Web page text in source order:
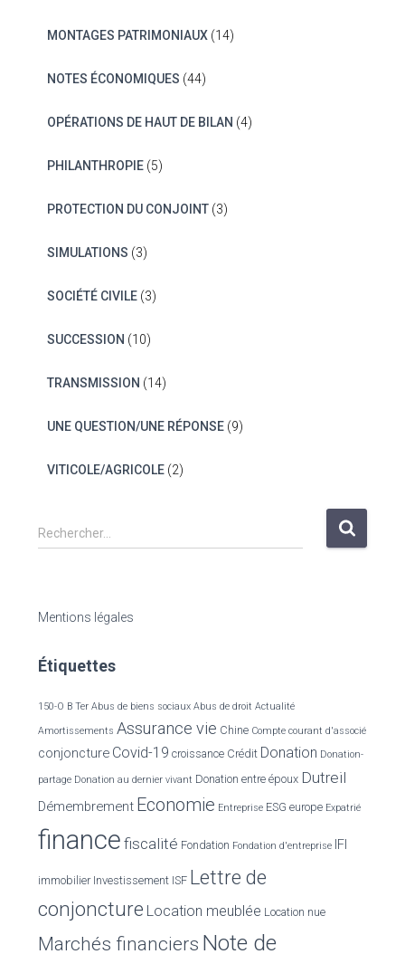
MONTAGES PATRIMONIAUX(14)
NOTES ÉCONOMIQUES (44)
OPÉRATIONS DE HAUT DE BILAN (4)
PHILANTHROPIE(5)
PROTECTION DU CONJOINT(3)
SIMULATIONS (3)
SOCIÉTÉ CIVILE(3)
SUCCESSION (10)
TRANSMISSION (14)
UNE QUESTION/UNE RÉPONSE(9)
VITICOLE/AGRICOLE(2)
R
e
r
h
r
Rechercher…
Mentions légales
Étiquettes
150-O B Ter Abus de biens sociaux Abus de droit Actualité
Amortissements Assurance vie Chine Compte courant d'associé
conjoncture Covid-19 croissance Crédit Donation Donation-
partage Donation au dernier vivant Donation entre époux Dutreil
Démembrement Economie Entreprise ESG europe Expatrié
finance fiscalité Fondation Fondation d'entreprise IFI
immobilier Investissement ISF Lettre de
conjoncture Location meublée Location nue
Marchés financiers Note de